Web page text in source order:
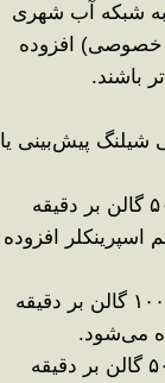
به شبکه آب شهری
خصوصی) افزوده
باشند.
شیلنگ پیش‌بینی یا
گالن بر دقیقه
اسپرینکلر افزوده
۱۰۰ گالن بر دقیقه
.
۵۰ گالن بر دقیقه